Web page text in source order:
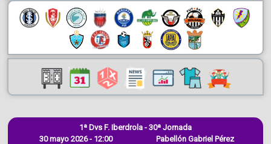
30 mayo 2026 - 12:00
1ª Dvs F. Iberdrola - 30ª Jornada
Pabellón Gabriel Pérez